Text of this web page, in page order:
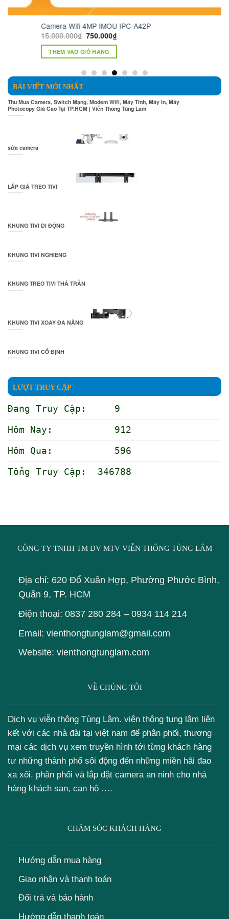
Camera Wifi 4MP IMOU IPC-A42P
15.000.000₫ Giá
gốc
là:
15.000.000₫.
750.000₫ Giá
hiện
tại
là:
750.000₫.
THÊM VÀO GIỎ HÀNG
BÀI VIẾT MỚI NHẤT
Thu Mua Camera, Switch Mạng, Modem Wifi, Máy Tính, Máy In, Máy
Photocopy Giá Cao Tại TP.HCM | Viễn Thông Tùng Lâm
sửa camera
LẮP GIÁ TREO TIVI
KHUNG TIVI DI ĐỘNG
KHUNG TIVI NGHIÊNG
KHUNG TREO TIVI THẢ TRẦN
KHUNG TIVI XOAY ĐA NĂNG
KHUNG TIVI CỐ ĐỊNH
LƯỢT TRUY CẬP
Đang Truy Cập: 9
Hôm Nay: 912
Hôm Qua: 596
Tổng Truy Cập: 346788
CÔNG TY TNHH TM DV MTV VIỄN THÔNG TÙNG LÂM
Địa chỉ: 620 Đổ Xuân Hợp, Phường Phước Bình,
Quân 9, TP. HCM
Điện thoại: 0837 280 284– 0934 114 214
Email: vienthongtunglam@gmail.com
Website: vienthongtunglam.com
VỀ CHÚNG TÔI
Dịch vụ viễn thông Tùng Lâm. viên thông tung lâm liên
kết với các nhà đài tại việt nam để phân phối, thương
mại các dịch vụ xem truyền hình tới từng khách hàng
tư những thành phố sôi động đến những miền hãi đao
xa xôi. phân phối và lắp đặt camera an ninh cho nhà
hàng khách sạn, can hộ ….
CHĂM SÓC KHÁCH HÀNG
Hướng dẫn mua hàng
Giao nhận và thanh toán
Đổi trả và bảo hành
Hướng dẫn thanh toán